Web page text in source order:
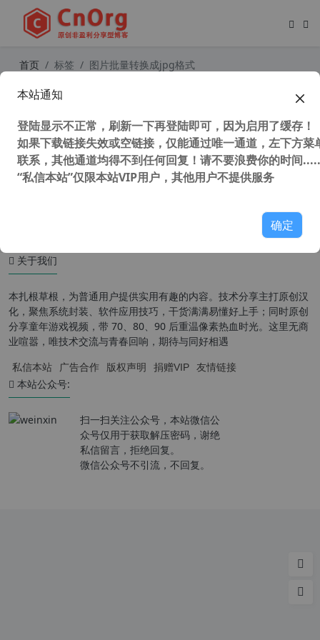
首页 标签 图片批量转换成jpg格式
持右键看图预览 图片批量压缩转换软
件
关于我们
本扎根草根，为普通用户提供实用有趣的内容。技术分享主打原创汉
化，聚焦系统封装、软件应用技巧，干货满满易懂好上手；同时原创
分享童年游戏视频，带 70、80、90 后重温像素热血时光。这里无商
业喧嚣，唯技术交流与青春回响，期待与同好相遇
私信本站 广告合作 版权声明 捐赠VIP 友情链接
本站公众号:
扫一扫关注公众号，本站微信公
众号仅用于获取解压密码，谢绝
私信留言，拒绝回复。
微信公众号不引流，不回复。
本站通知
登陆显示不正常，刷新一下再登陆即可，因为启用了缓存！
如果下载链接失效或空链接，仅能通过唯一通道，左下方菜
联系，其他通道均得不到任何回复！请不要浪费你的时间
“私信本站”仅限本站VIP用户，其他用户不提供服务
确定